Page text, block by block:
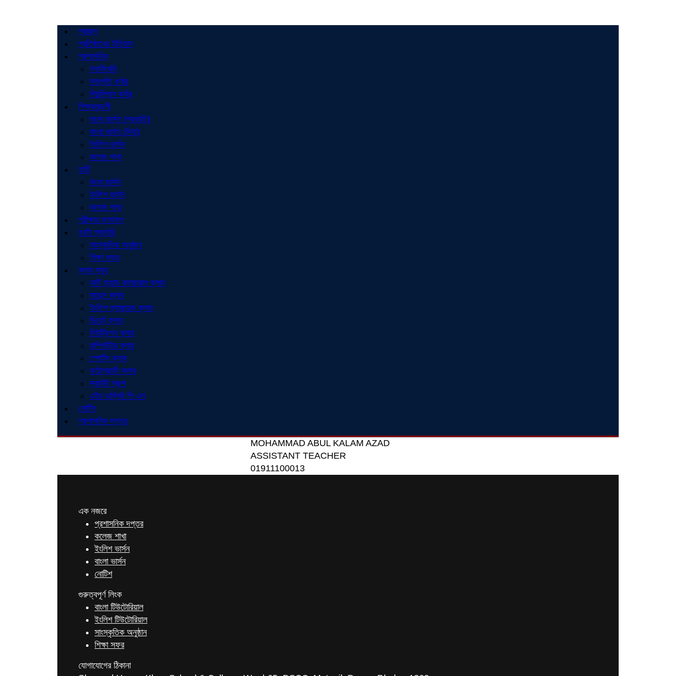
প্রচ্ছদ
প্রতিষ্ঠানের ইতিহাস
প্রশাসনিক
গভর্নিংবডি
সভাপতি কর্নার
প্রিন্সিপাল কর্নার
শিক্ষকমন্ডলী
বাংলা ভার্সন (প্রভাতি)
বাংলা ভার্সন (দিবা)
ইংলিশ ভার্সন
কলেজ শাখা
ভর্তি
বাংলা ভার্সন
ইংলিশ ভার্সন
কলেজ শাখা
পরীক্ষার ফলাফল
ফটো গ্যালারি
সাংস্কৃতিক অনুষ্ঠান
শিক্ষা সফর
ক্লাব সমূহ
আর্ট অ্যান্ড কালচারাল ক্লাব
সায়েন্স ক্লাব
ইংলিশ ল্যাঙ্গুয়েজ ক্লাব
ডিবেট ক্লাব
নিউট্রিশন ক্লাব
কম্পিউটার ক্লাব
স্পোর্টস ক্লাব
ফটোগ্রাফী ক্লাব
স্কাউট গ্রুপ
এইচ ডব্লিউ পি এল
নোটিশ
প্রশাসনিক দপ্তর
MOHAMMAD ABUL KALAM AZAD
ASSISTANT TEACHER
01911100013
এক নজরে
প্রশাসনিক দপ্তর
কলেজ শাখা
ইংলিশ ভার্সন
বাংলা ভার্সন
নোটিশ
গুরুত্বপূর্ণ লিংক
বাংলা টিউটোরিয়াল
ইংলিশ টিউটোরিয়াল
সাংস্কৃতিক অনুষ্ঠান
শিক্ষা সফর
যোগাযোগের ঠিকানা